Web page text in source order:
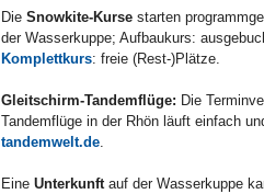
Die Snowkite-Kurse starten
der Wasserkuppe; Aufbaukurs:
Komplettkurs: freie (Rest-)Plätze.
Gleitschirm-Tandemflüge: Die
Tandemflüge in der Rhön läuft einfach
tandemwelt.de.
Eine Unterkunft auf der Wasserkuppe